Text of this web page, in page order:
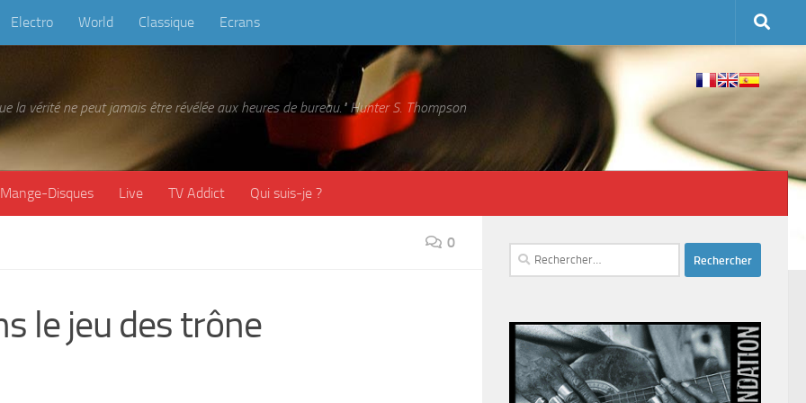
Electro World Classique Ecrans
la vérité ne peut jamais être révélée aux heures de bureau." Hunter S. Thompson
Mange-Disques Live TV Addict Qui suis-je ?
0
le jeu des trône
Rechercher :